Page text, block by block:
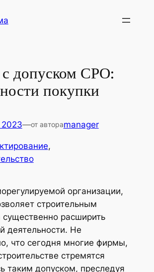
допуском СРО:
покупки
—от автораmanager
организации,
строительным
расширить
деятельности. Не
что сегодня многие фирмы,
стремятся
таким допуском, преследуя